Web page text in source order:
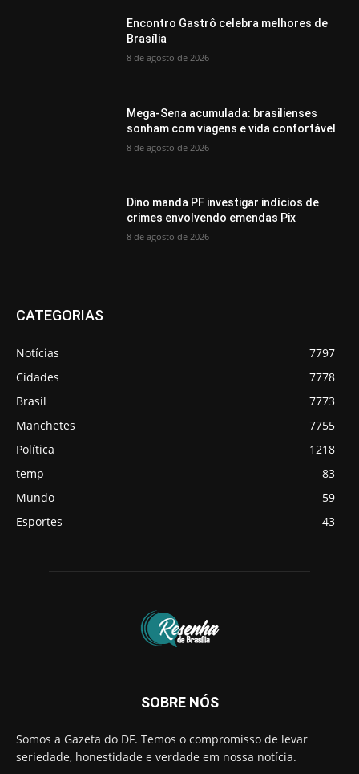
Encontro Gastrô celebra melhores de
Brasília
8 de agosto de 2026
Mega-Sena acumulada: brasilienses
sonham com viagens e vida confortável
8 de agosto de 2026
Dino manda PF investigar indícios de
crimes envolvendo emendas Pix
8 de agosto de 2026
CATEGORIAS
Notícias
7797
Cidades
7778
Brasil
7773
Manchetes
7755
Política
1218
temp
83
Mundo
59
Esportes
43
SOBRE NÓS
Somos a Gazeta do DF. Temos o compromisso de levar
seriedade, honestidade e verdade em nossa notícia.